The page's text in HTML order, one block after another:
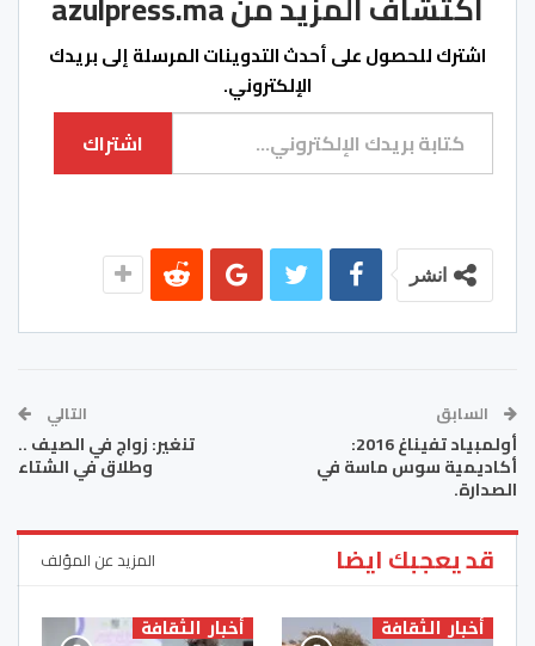
اشترك للحصول على أحدث التدوينات المرسلة إلى بريدك
الإلكتروني.
كتابة بريدك الإلكتروني...
اشتراك
انشر
السابق
أولمبياد تفيناغ 2016:
أكاديمية سوس ماسة في
الصدارة.
التالي
تنغير: زواج في الصيف ..
وطلاق في الشتاء
قد يعجبك ايضا المزيد عن المؤلف
أخبار الثقافة أخبار الثقافة